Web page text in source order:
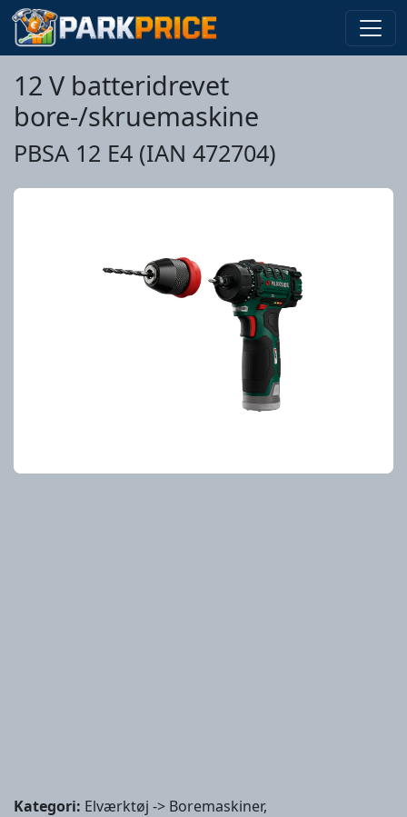
12 V batteridrevet
bore-/skruemaskine
PBSA 12 E4 (IAN 472704)
Kategori: Elværktøj -> Boremaskiner,